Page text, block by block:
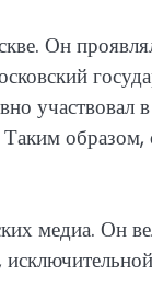
Он
участвовал
медиа. Он